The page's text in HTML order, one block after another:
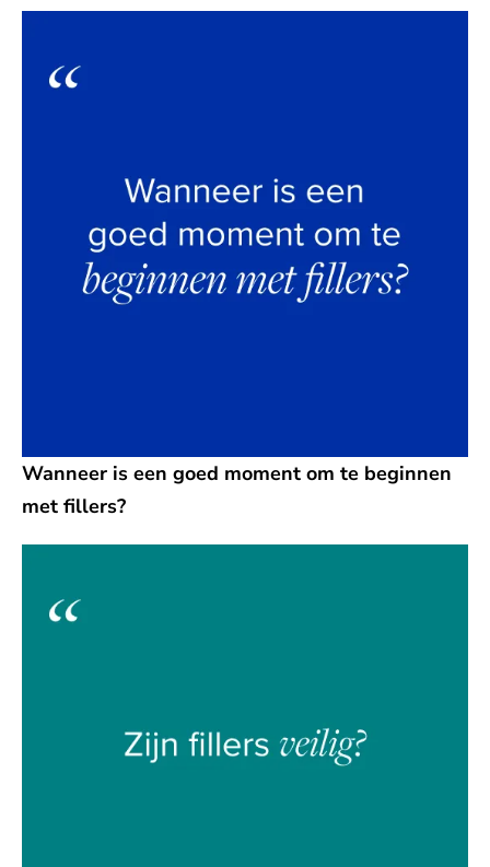
Wanneer is een goed moment om te beginnen
met fillers?